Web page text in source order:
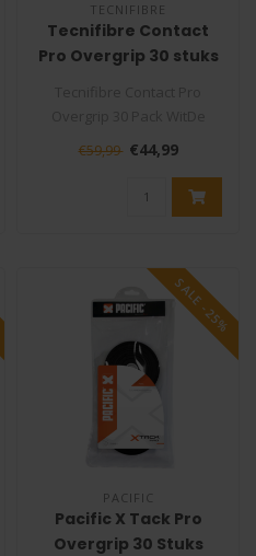
TECNIFIBRE
Tecnifibre Contact
Pro Overgrip 30 stuks
tennisgrip Tecnifibre
Contact Pro ..
€59,99 €44,99
SALE -25%
PACIFIC
Pacific X Tack Pro
Overgrip 30 Stuks